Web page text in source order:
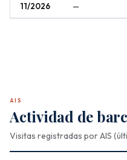
11/2026 —
AIS
Actividad de
Visitas registradas por AIS